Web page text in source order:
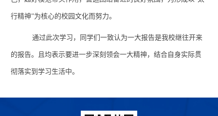
行精神”为核心的校园文化而努力。
通过此次学习，同学们一致认为一大报告是我校继往开来
的报告。且均表示要进一步深刻领会一大精神，结合自身实际贯
彻落实到学习生活中。